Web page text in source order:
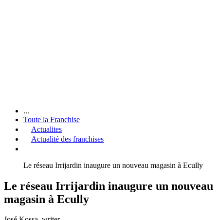
...
Toute la Franchise
Actualites
Actualité des franchises
Le réseau Irrijardin inaugure un nouveau magasin à Ecully
Le réseau Irrijardin inaugure un nouveau
magasin à Ecully